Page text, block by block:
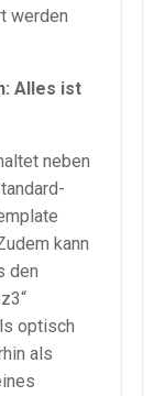
werden
Alles ist
neben
kann
den
optisch
als